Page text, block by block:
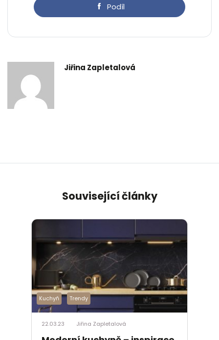
Podíl
Jiřina Zapletalová
Související články
Kuchyň Trendy
22.03.23 Jiřina Zapletalová